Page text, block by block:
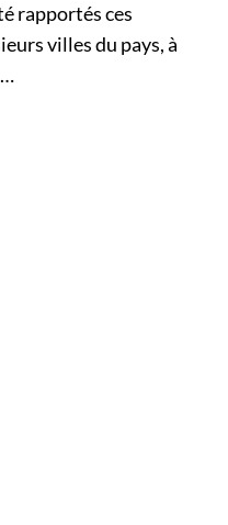
rapportés ces
villes du pays, à